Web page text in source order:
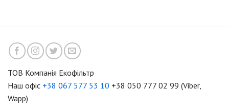
ТОВ Компанія Екофільтр
Наш офіс +38 067 577 53 10 +38 050 777 02 99 (Viber,
Wapp)